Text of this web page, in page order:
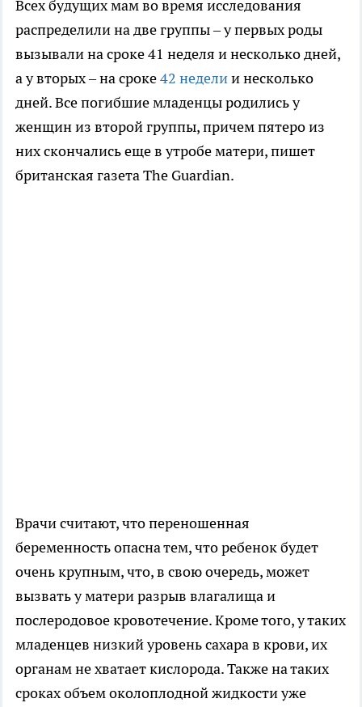
Всех будущих мам во время исследования
распределили на две группы – у первых роды
вызывали на сроке 41 неделя и несколько дней,
а у вторых – на сроке42 неделии несколько
дней. Все погибшие младенцы родились у
женщин из второй группы, причем пятеро из
них скончались еще в утробе матери, пишет
британская газета The Guardian.
Врачи считают, что переношенная
беременность опасна тем, что ребенок будет
очень крупным, что, в свою очередь, может
вызвать у матери разрыв влагалища и
послеродовое кровотечение. Кроме того, у таких
младенцев низкий уровень сахара в крови, их
органам не хватает кислорода. Также на таких
сроках объем околоплодной жидкости уже